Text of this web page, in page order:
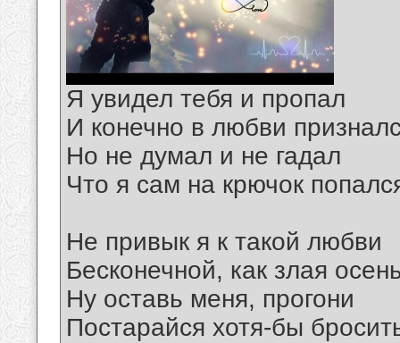
Я увидел тебя и пропал
И конечно в любви
Но не думал и не гадал
Что я сам на крючок
Не привык я к такой любви
Бесконечной, как злая
Ну оставь меня, прогони
Постарайся хотя-бы